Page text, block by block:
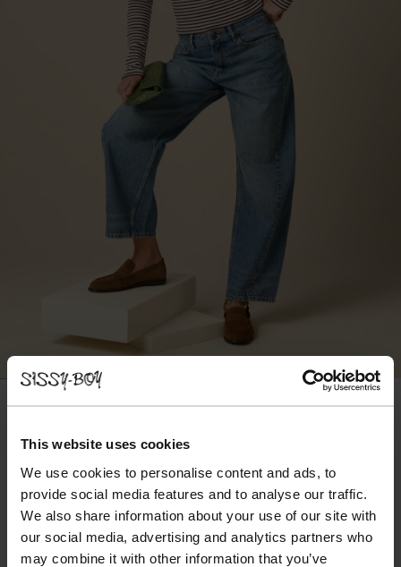
This website uses cookies
We use cookies to personalise content and ads, to
provide social media features and to analyse our traffic.
We also share information about your use of our site with
our social media, advertising and analytics partners who
may combine it with other information that you’ve
149.99